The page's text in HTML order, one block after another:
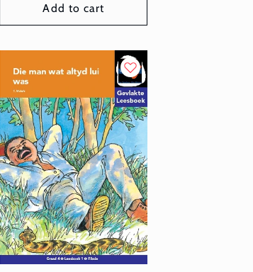
Add to cart